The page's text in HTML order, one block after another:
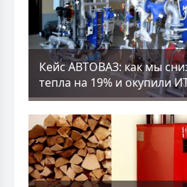
Кейс АВТОВАЗ: как мы
тепла на 19% и окупили